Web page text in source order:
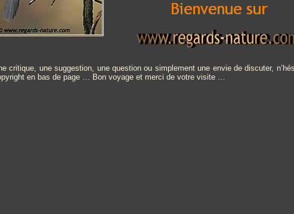
critique, une suggestion, une question ou simplement une envie de discuter,
en bas de page … Bon voyage et merci de votre visite …